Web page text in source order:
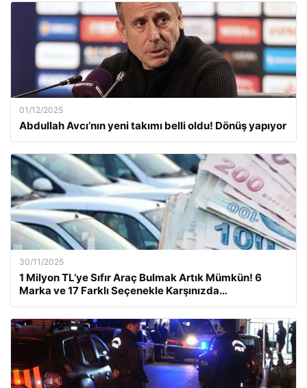
01/12/2025
Abdullah Avcı’nın yeni takımı belli oldu! Dönüş yapıyor
30/11/2025
1 Milyon TL’ye Sıfır Araç Bulmak Artık Mümkün! 6
Marka ve 17 Farklı Seçenekle Karşınızda…